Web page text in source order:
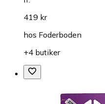
419 kr
hos Foderboden
+4 butiker